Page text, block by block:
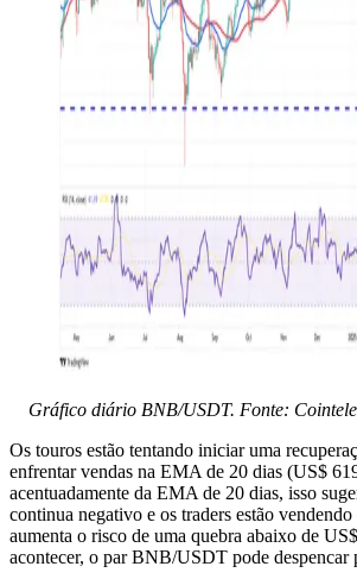
Gráfico diário BNB/USDT. Fonte:
Os touros estão tentando iniciar uma
enfrentar vendas na EMA de 20 dias (US$
acentuadamente da EMA de 20 dias, isso
continua negativo e os traders estão
aumenta o risco de uma quebra abaixo de
acontecer, o par BNB/USDT pode despencar